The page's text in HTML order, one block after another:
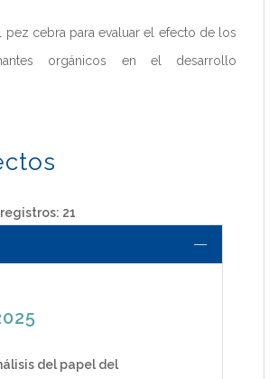
pez cebra para evaluar el efecto de los
orgánicos en el desarrollo
21
del papel del